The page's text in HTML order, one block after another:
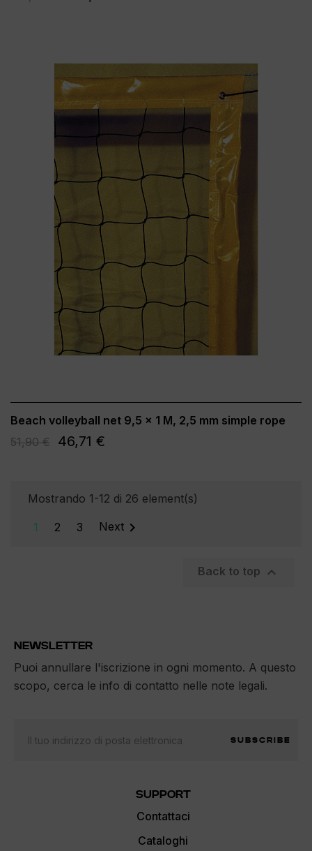
Beach volleyball net 9,5 x 1 M, 2,5 mm simple rope
51,90 € 46,71 €
Mostrando 1-12 di 26 element(s)
1 2 3 Next 
Back to top 
NEWSLETTER
Puoi annullare l'iscrizione in ogni momento. A questo
scopo, cerca le info di contatto nelle note legali.
SUBSCRIBE
SUPPORT
Contattaci
Cataloghi